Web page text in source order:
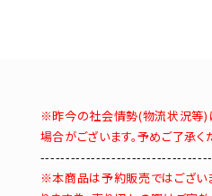
※昨今の社会情勢(物流状況等)
場合がございます。予めご了承く
※本商品は予約販売ではござい